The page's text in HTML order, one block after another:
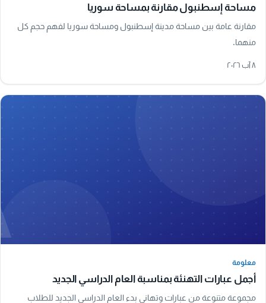
مساحة إسطنبول مقارنة بمساحة سوريا
مقارنة عامة بين مساحة مدينة إسطنبول ومساحة سوريا لفهم حجم كل
منهما.
٨ آب ٢٠٢٦
معلومة
أجمل عبارات التهنئة بمناسبة العام الدراسي الجديد
مجموعة متنوعة من عبارات وتهاني بدء العام الدراسي الجديد للطلاب